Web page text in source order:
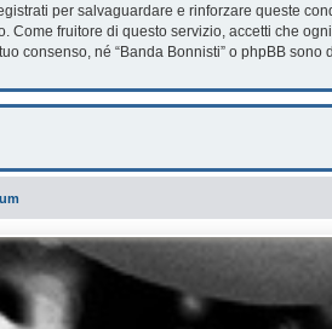
per salvaguardare e rinforzare queste
Come fruitore di questo servizio, accetti che
consenso, né “Banda Bonnisti” o phpBB